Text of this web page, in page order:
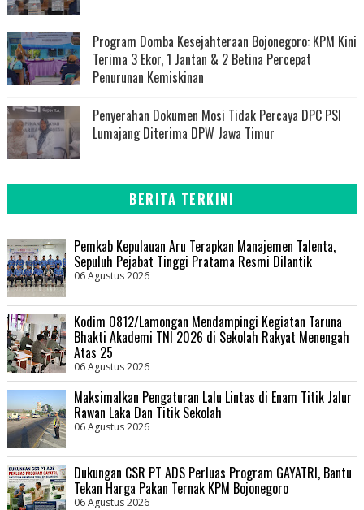
Program Domba Kesejahteraan Bojonegoro: KPM Kini
Terima 3 Ekor, 1 Jantan & 2 Betina Percepat
Penurunan Kemiskinan
Penyerahan Dokumen Mosi Tidak Percaya DPC PSI
Lumajang Diterima DPW Jawa Timur
BERITA TERKINI
Pemkab Kepulauan Aru Terapkan Manajemen Talenta,
Sepuluh Pejabat Tinggi Pratama Resmi Dilantik
06 Agustus 2026
Kodim 0812/Lamongan Mendampingi Kegiatan Taruna
Bhakti Akademi TNI 2026 di Sekolah Rakyat Menengah
Atas 25
06 Agustus 2026
Maksimalkan Pengaturan Lalu Lintas di Enam Titik Jalur
Rawan Laka Dan Titik Sekolah
06 Agustus 2026
Dukungan CSR PT ADS Perluas Program GAYATRI, Bantu
Tekan Harga Pakan Ternak KPM Bojonegoro
06 Agustus 2026